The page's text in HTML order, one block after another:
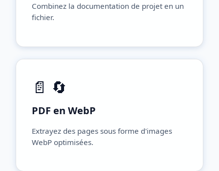
Combinez la documentation de projet en un
fichier.
📄 🔄
PDF en WebP
Extrayez des pages sous forme d'images
WebP optimisées.